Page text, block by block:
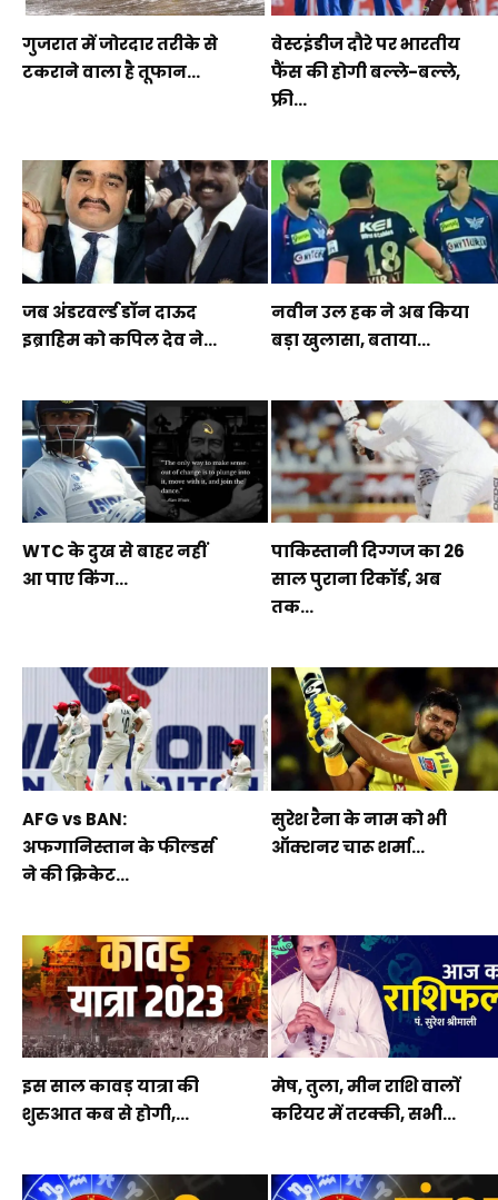
गुजरात में जोरदार तरीके से
टकराने वाला है तूफान...
वेस्टइंडीज दौरे पर भारतीय
फैंस की होगी बल्ले-बल्ले,
फ्री...
जब अंडरवर्ल्ड डॉन दाऊद
इब्राहिम को कपिल देव ने...
नवीन उल हक ने अब किया
बड़ा खुलासा, बताया...
WTC के दुख से बाहर नहीं
आ पाए किंग...
पाकिस्तानी दिग्गज का 26
साल पुराना रिकॉर्ड, अब
तक...
AFG vs BAN:
अफगानिस्तान के फील्डर्स
ने की क्रिकेट...
सुरेश रैना के नाम को भी
ऑक्शनर चारू शर्मा...
इस साल कावड़ यात्रा की
शुरुआत कब से होगी,...
मेष, तुला, मीन राशि वालों
करियर में तरक्की, सभी...